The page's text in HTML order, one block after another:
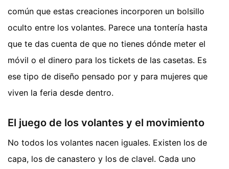
común que estas creaciones incorporen un bolsillo
oculto entre los volantes. Parece una tontería hasta
que te das cuenta de que no tienes dónde meter el
móvil o el dinero para los tickets de las casetas. Es
ese tipo de diseño pensado por y para mujeres que
viven la feria desde dentro.
El juego de los volantes y el movimiento
No todos los volantes nacen iguales. Existen los de
capa, los de canastero y los de clavel. Cada uno